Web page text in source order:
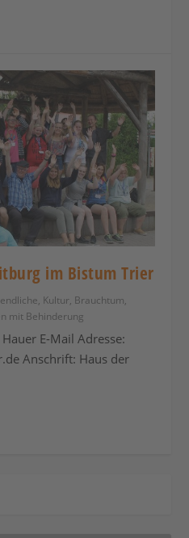
im Bistum Trier
, Kultur, Brauchtum,
mit Behinderung
E-Mail Adresse:
Anschrift: Haus der